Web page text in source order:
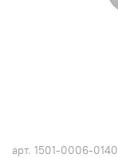
арт. 1501-0006-0140